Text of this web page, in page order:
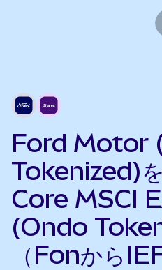
Ford Motor
Tokenized)
Core MSCI
(Ondo
（Fonから